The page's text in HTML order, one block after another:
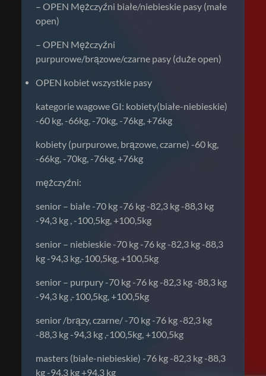
– OPEN Mężczyźni białe/niebieskie pasy (małe
open)
– OPEN Mężczyźni
purpurowe/brązowe/czarne pasy (duże open)
OPEN kobiet wszystkie pasy
kategorie wagowe GI: kobiety(białe-niebieskie)
-60 kg, -66kg, -70kg, -76kg, +76kg
kobiety (purpurowe, brązowe, czarne) -60 kg,
-66kg, -70kg, -76kg, +76kg
mężczyźni:
senior – białe -70 kg -76 kg -82,3 kg -88,3 kg
-94,3 kg , -100,5kg, +100,5kg
senior – niebieskie -70 kg -76 kg -82,3 kg -88,3
kg -94,3 kg,-100,5kg, +100,5kg
senior – purpury -70 kg -76 kg -82,3 kg -88,3 kg
-94,3 kg ,-100,5kg, +100,5kg
senior /brązy, czarne/ -70 kg -76 kg -82,3 kg
-88,3 kg -94,3 kg ,-100,5kg, +100,5kg
masters (białe-niebieskie) -76 kg -82,3 kg -88,3
kg -94,3 kg +94,3 kg